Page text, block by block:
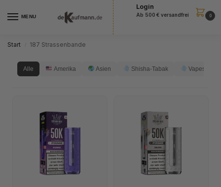
MENU
Login
Ab 500 € versandfrei 0
Start 187 Strassenbande
Alle Amerika Asien Shisha-Tabak Vapes